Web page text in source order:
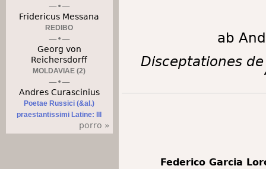
ab
Disceptationes
Federico Garcia
Fridericus Messana
REDIBO
Georg von
Reichersdorff
MOLDAVIAE (2)
Andres Curascinius
Poetae Russici (&al.)
praestantissimi Latine: III
porro »